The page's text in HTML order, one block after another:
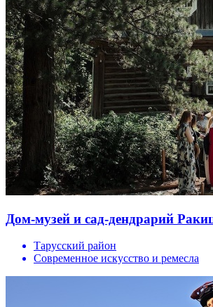
Дом-музей и сад-дендрарий
Тарусский район
Современное искусство и ремесла